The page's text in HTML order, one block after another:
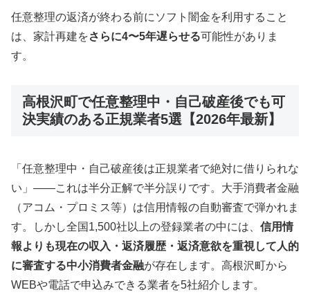
任意整理の返済が終わる前にソフト闇金を利用すること
は、家計再建をさらに4〜5年遅らせる可能性がありま
す。
高根沢町で任意整理中・自己破産後でも可
決実績のある正規業者5選【2026年最新】
「任意整理中・自己破産後は正規業者で絶対に借りられな
い」——これは半分正解で半分誤りです。大手消費者金融
（アコム・プロミス等）は信用情報の自動審査で弾かれま
す。しかし全国1,500社以上の登録業者の中には、 信用情
報よりも現在の収入・返済履歴・返済意欲を重視して人的
に審査する中小消費者金融が存在します。高根沢町から
WEBや電話で申込みできる業者を5社紹介します。